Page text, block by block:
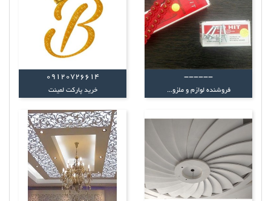
------
فروشنده لوازم و ملزو...
09120726614
خرید پارکت لمینت